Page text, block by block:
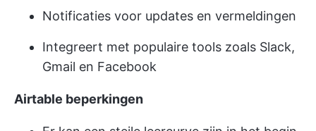
Notificaties voor updates en vermeldingen
Integreert met populaire tools zoals Slack,
Gmail en Facebook
Airtable beperkingen